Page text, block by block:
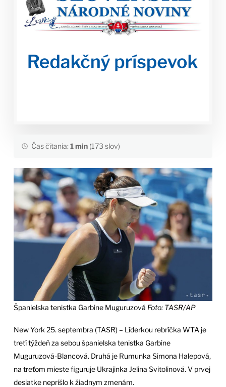
Čas čítania:1 min(173 slov)
Španielska tenistka Garbine Muguruzová Foto: TASR/AP
New York 25. septembra (TASR) – Líderkou rebríčka WTA je
tretí týždeň za sebou španielska tenistka Garbine
Muguruzová-Blancová. Druhá je Rumunka Simona Halepová,
na treťom mieste figuruje Ukrajinka Jelina Svitolinová. V prvej
desiatke neprišlo k žiadnym zmenám.